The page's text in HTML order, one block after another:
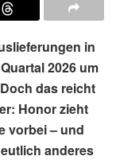
in
2026 um
das reicht
Honor zieht
vorbei – und
anderes